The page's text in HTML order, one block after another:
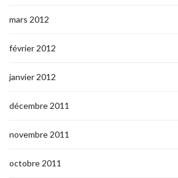
mars 2012
février 2012
janvier 2012
décembre 2011
novembre 2011
octobre 2011